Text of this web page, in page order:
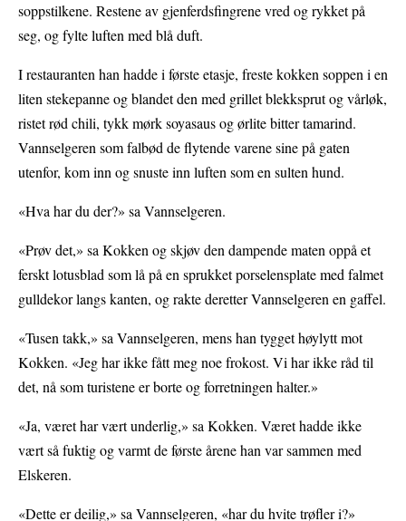
soppstilkene. Restene av gjenferdsfingrene vred og rykket på
seg, og fylte luften med blå duft.
I restauranten han hadde i første etasje, freste kokken soppen i en
liten stekepanne og blandet den med grillet blekksprut og vårløk,
ristet rød chili, tykk mørk soyasaus og ørlite bitter tamarind.
Vannselgeren som falbød de flytende varene sine på gaten
utenfor, kom inn og snuste inn luften som en sulten hund.
«Hva har du der?» sa Vannselgeren.
«Prøv det,» sa Kokken og skjøv den dampende maten oppå et
ferskt lotusblad som lå på en sprukket porselensplate med falmet
gulldekor langs kanten, og rakte deretter Vannselgeren en gaffel.
«Tusen takk,» sa Vannselgeren, mens han tygget høylytt mot
Kokken. «Jeg har ikke fått meg noe frokost. Vi har ikke råd til
det, nå som turistene er borte og forretningen halter.»
«Ja, været har vært underlig,» sa Kokken. Været hadde ikke
vært så fuktig og varmt de første årene han var sammen med
Elskeren.
«Dette er deilig,» sa Vannselgeren, «har du hvite trøfler i?»